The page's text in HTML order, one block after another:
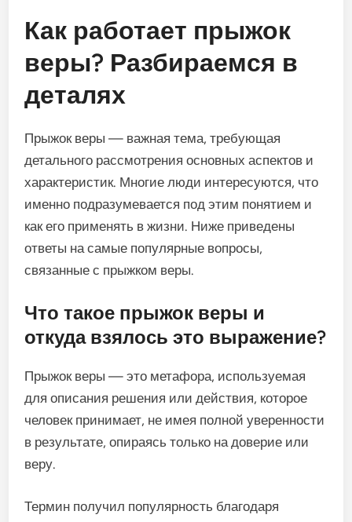
Как работает прыжок
веры? Разбираемся в
деталях
Прыжок веры — важная тема, требующая
детального рассмотрения основных аспектов и
характеристик. Многие люди интересуются, что
именно подразумевается под этим понятием и
как его применять в жизни. Ниже приведены
ответы на самые популярные вопросы,
связанные с прыжком веры.
Что такое прыжок веры и
откуда взялось это выражение?
Прыжок веры — это метафора, используемая
для описания решения или действия, которое
человек принимает, не имея полной уверенности
в результате, опираясь только на доверие или
веру.
Термин получил популярность благодаря